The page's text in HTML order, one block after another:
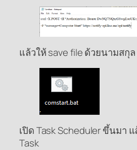
แล้วให้ save file ด้วยนามสกุ
เปิด Task Scheduler ขึ้นมา
Task